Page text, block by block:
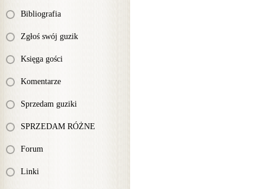
Bibliografia
Zgłoś swój guzik
Księga gości
Komentarze
Sprzedam guziki
SPRZEDAM RÓŻNE
Forum
Linki